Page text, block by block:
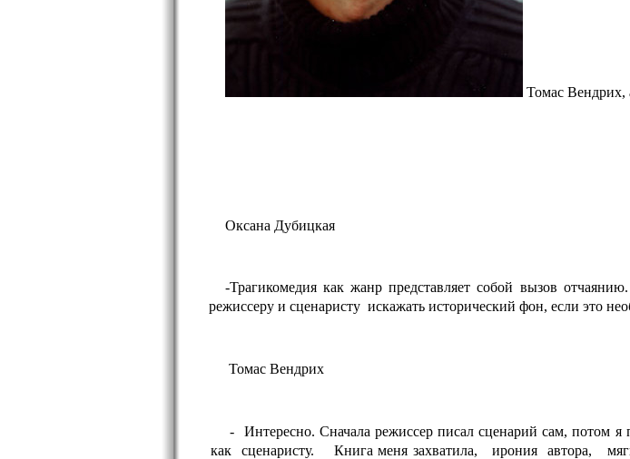
Томас Вендрих,
Оксана Дубицкая
-Трагикомедия как жанр представляет собой вызов
режиссеру и сценаристу искажать исторический фон, если это
Томас Вендрих
- Интересно. Сначала режиссер писал сценарий сам, потом
как сценаристу. Книга меня захватила, ирония автора,